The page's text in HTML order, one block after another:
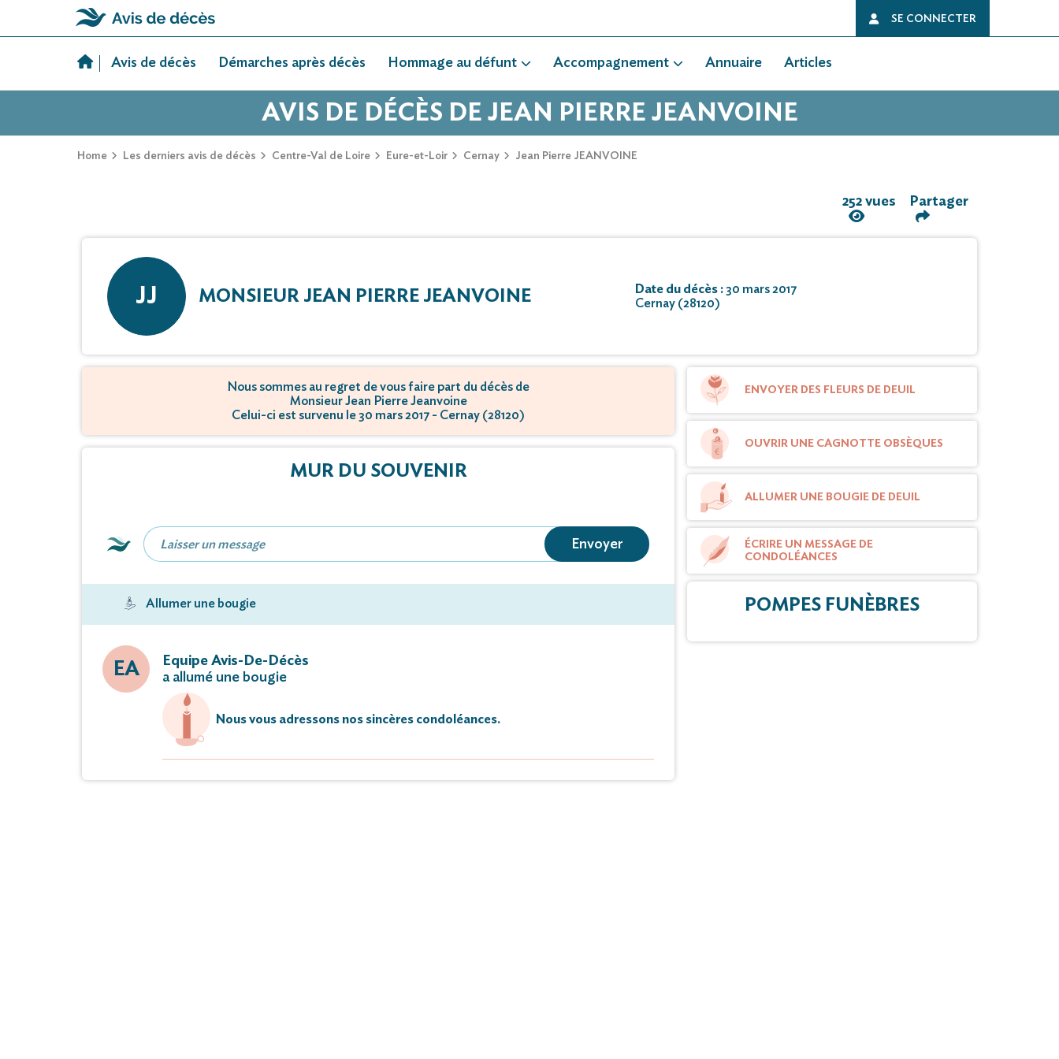
SE CONNECTER
Avis de décès Démarches après décès Hommage au défunt Accompagnement Annuaire Articles
AVIS DE DÉCÈS DE JEAN PIERRE JEANVOINE
Home Les derniers avis de décès Centre-Val de Loire Eure-et-Loir Cernay Jean Pierre JEANVOINE
252 vues Partager
JJ MONSIEUR JEAN PIERRE JEANVOINE Date du décès :30 mars 2017
Cernay (28120)
Nous sommes au regret de vous faire part du décès de
Monsieur Jean Pierre Jeanvoine
Celui-ci est survenu le 30 mars 2017 - Cernay (28120)
MUR DU SOUVENIR
Envoyer
Allumer une bougie
EA
Equipe Avis-De-Décès
a allumé une bougie
Nous vous adressons nos sincères condoléances.
ENVOYER DES FLEURS DE DEUIL
OUVRIR UNE CAGNOTTE OBSÈQUES
ALLUMER UNE BOUGIE DE DEUIL
ÉCRIRE UN MESSAGE DE
CONDOLÉANCES
POMPES FUNÈBRES